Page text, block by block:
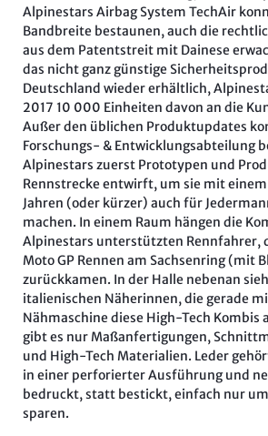
Alpinestars Airbag System TechAir
Bandbreite bestaunen, auch die
aus dem Patentstreit mit Dainese
das nicht ganz günstige
Deutschland wieder erhältlich,
2017 10 000 Einheiten davon an die
Außer den üblichen Produktupdates
Forschungs- & Entwicklungsabteilung
Alpinestars zuerst Prototypen und
Rennstrecke entwirft, um sie mit einem
Jahren (oder kürzer) auch für
machen. In einem Raum hängen die
Alpinestars unterstützten Rennfahrer,
Moto GP Rennen am Sachsenring (mit
zurückkamen. In der Halle nebenan
italienischen Näherinnen, die gerade
Nähmaschine diese High-Tech Kombis
gibt es nur Maßanfertigungen,
und High-Tech Materialien. Leder
in einer perforierter Ausführung und
bedruckt, statt bestickt, einfach nur
sparen.